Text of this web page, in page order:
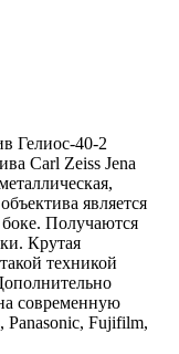
Гелиос-40-2
Carl Zeiss Jena
является
Получаются
Крутая
техникой
современную
Panasonic, Fujifilm,